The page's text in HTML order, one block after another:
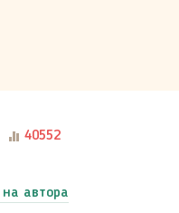
40552
на автора